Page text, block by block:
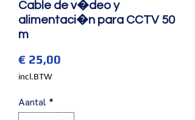
Cable de v�deo y
alimentaci�n para CCTV 50
m
€ 25,00
incl.BTW
Aantal *